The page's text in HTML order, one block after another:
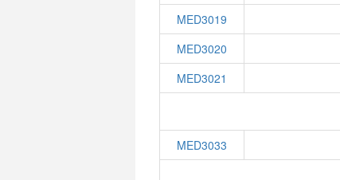
MED3019
MED3020
MED3021
MED3033